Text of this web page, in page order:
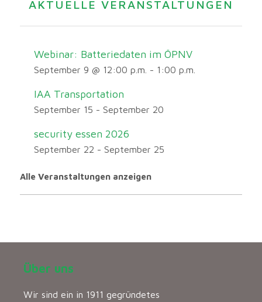
AKTUELLE VERANSTALTUNGEN
Webinar: Batteriedaten im ÖPNV
September 9 @ 12:00 p.m. - 1:00 p.m.
IAA Transportation
September 15 - September 20
security essen 2026
September 22 - September 25
Alle Veranstaltungen anzeigen
Über uns
Wir sind ein in 1911 gegründetes